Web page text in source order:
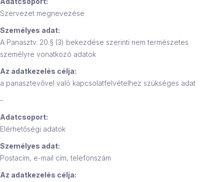
Szervezet megnevezése
Személyes adat:
A Panasztv. 20.§ (3) bekezdése szerinti nem természetes
személyre vonatkozó adatok
Az adatkezelés célja:
a panasztevővel való kapcsolatfelvételhez szükséges adat
-
Adatcsoport:
Elérhetőségi adatok
Személyes adat:
Postacím, e-mail cím, telefonszám
Az adatkezelés célja: